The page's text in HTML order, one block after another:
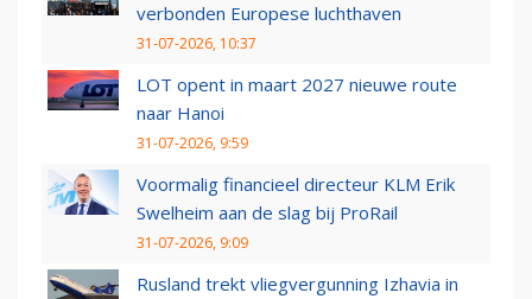
verbonden Europese luchthaven
31-07-2026, 10:37
LOT opent in maart 2027 nieuwe route
naar Hanoi
31-07-2026, 9:59
Voormalig financieel directeur KLM Erik
Swelheim aan de slag bij ProRail
31-07-2026, 9:09
Rusland trekt vliegvergunning Izhavia in